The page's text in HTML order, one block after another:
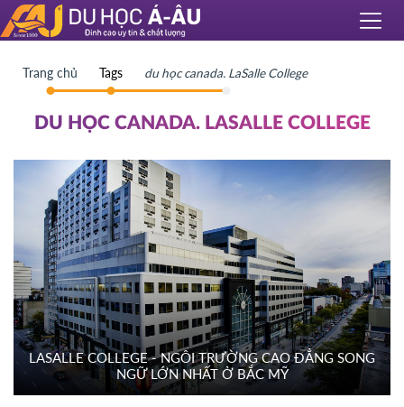
Trang chủ Tags du học canada. LaSalle College
DU HỌC CANADA. LASALLE COLLEGE
LASALLE COLLEGE - NGÔI TRƯỜNG CAO ĐẲNG SONG
NGỮ LỚN NHẤT Ở BẮC MỸ